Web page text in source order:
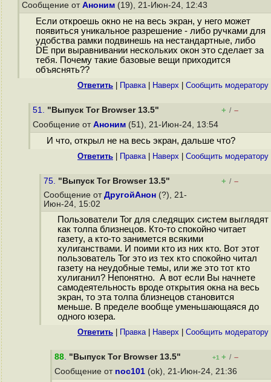
Сообщение от Аноним (19), 21-Июн-24, 12:43
Если откроешь окно не на весь экран, у него может
появиться уникальное разрешение - либо ручками для
удобства рамки подвинешь на нестандартные, либо
DE при выравнивании нескольких окон это сделает за
тебя. Почему такие базовые вещи приходится
объяснять??
Ответить Правка| Наверх Cообщить модератору
51. "Выпуск Tor Browser 13.5" + / –
Сообщение от Аноним (51), 21-Июн-24, 13:54
И что, открыл не на весь экран, дальше что?
Ответить Правка| Наверх Cообщить модератору
75. "Выпуск Tor Browser 13.5" + / –
Сообщение от ДругойАнон (?), 21-
Июн-24, 15:02
Пользователи Tor для следящих систем выглядят
как толпа близнецов. Кто-то спокойно читает
газету, а кто-то занимется всякими
хулиганствами. И поими кто из них кто. Вот этот
пользователь Tor это из тех кто спокойно читал
газету на неудобные темы, или же это тот кто
хулиганил? Непонятно. А вот если Вы начнете
самодеятельность вроде открытия окна на весь
экран, то эта толпа близнецов становится
меньше. В пределе вообще уменьшающаяся до
одного юзера.
Ответить Правка| Наверх Cообщить модератору
88. "Выпуск Tor Browser 13.5" +1 + / –
Сообщение от noc101 (ok), 21-Июн-24, 21:36